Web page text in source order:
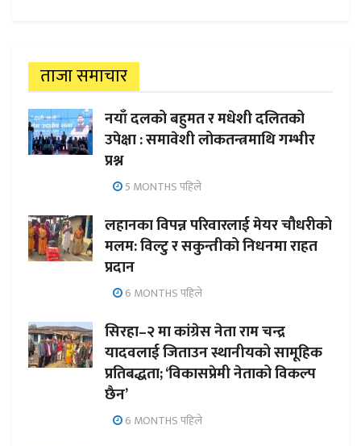
ताजा समाचार
नयाँ दलको बहुमत र मधेशी दलितको
उपेक्षा : समावेशी लोकतन्त्रमाथि गम्भीर
प्रश्न
5 MONTHS पहिले
लहानका विपन्न परिवारलाई मेयर चौधरीको
मलम: विल्टु र सकुन्तीको निधनमा राहत
प्रदान
6 MONTHS पहिले
सिरहा–२ मा कांग्रेस नेता राम चन्द्र
यादवलाई जिताउन स्थानीयको सामूहिक
प्रतिबद्धता; ‘विकासप्रेमी नेताको विकल्प
छैन’
6 MONTHS पहिले